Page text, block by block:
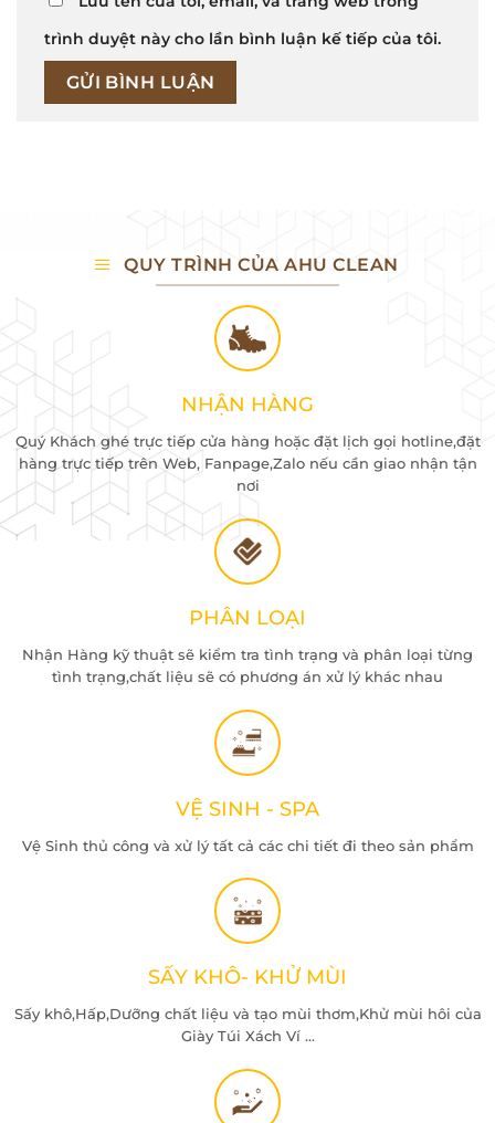
trình duyệt này cho lần bình luận kế tiếp của tôi.
QUY TRÌNH CỦA AHU CLEAN
NHẬN HÀNG
Quý Khách ghé trực tiếp cửa hàng hoặc đặt lịch gọi hotline,đặt
hàng trực tiếp trên Web, Fanpage,Zalo nếu cần giao nhận tận
nơi
PHÂN LOẠI
Nhận Hàng kỹ thuật sẽ kiểm tra tình trạng và phân loại từng
tình trạng,chất liệu sẽ có phương án xử lý khác nhau
VỆ SINH - SPA
Vệ Sinh thủ công và xử lý tất cả các chi tiết đi theo sản phẩm
SẤY KHÔ- KHỬ MÙI
Sấy khô,Hấp,Dưỡng chất liệu và tạo mùi thơm,Khử mùi hôi của
Giày Túi Xách Ví ...